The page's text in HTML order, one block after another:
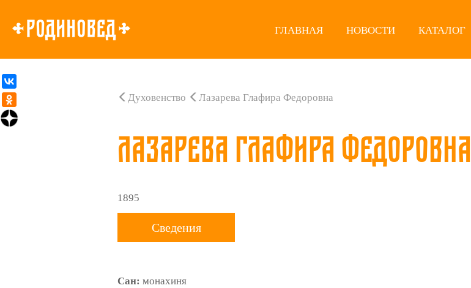
ГЛАВНАЯ НОВОСТИ КАТАЛОГ
Духовенство Лазарева Глафира Федоровна
Лазарева Глафира Федоровна
1895
Сведения
Сан: монахиня